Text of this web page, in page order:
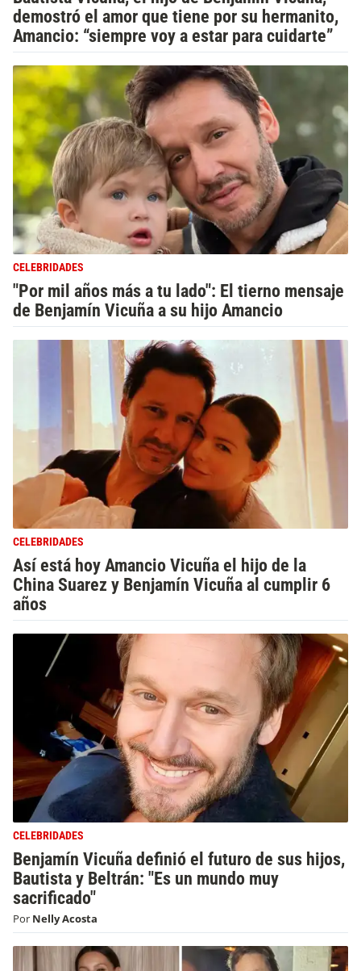
demostró el amor que tiene por su hermanito,
Amancio: “siempre voy a estar para cuidarte”
CELEBRIDADES
"Por mil años más a tu lado": El tierno mensaje
de Benjamín Vicuña a su hijo Amancio
CELEBRIDADES
Así está hoy Amancio Vicuña el hijo de la
China Suarez y Benjamín Vicuña al cumplir 6
años
CELEBRIDADES
Benjamín Vicuña definió el futuro de sus hijos,
Bautista y Beltrán: "Es un mundo muy
sacrificado"
Por Nelly Acosta